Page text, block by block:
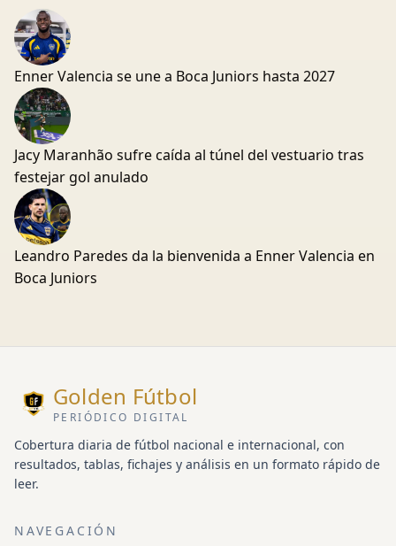
Enner Valencia se une a Boca Juniors hasta 2027
Jacy Maranhão sufre caída al túnel del vestuario tras
festejar gol anulado
Leandro Paredes da la bienvenida a Enner Valencia en
Boca Juniors
Golden Fútbol
PERIÓDICO DIGITAL
Cobertura diaria de fútbol nacional e internacional, con
resultados, tablas, fichajes y análisis en un formato rápido de
leer.
NAVEGACIÓN